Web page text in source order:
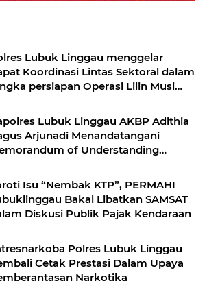
Lubuk Linggau menggelar
Koordinasi Lintas Sektoral dalam
persiapan Operasi Lilin Musi
Lubuk Linggau AKBP Adithia
Arjunadi Menandatangani
of Understanding
dan Kebudayaan
Isu “Nembak KTP”, PERMAHI
Bakal Libatkan SAMSAT
Diskusi Publik Pajak Kendaraan
Polres Lubuk Linggau
Cetak Prestasi Dalam Upaya
Narkotika